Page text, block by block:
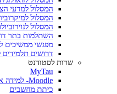
המסלול למדעי
המסלול
המסלול
השתלמות בתר
מפגשי ממשיכים
דרושים
שרות לסטודנט
MyTau
Moodle- למידה אקדמית ברשת
כיתת מחשבים